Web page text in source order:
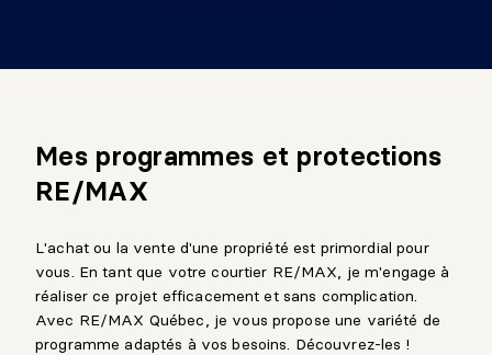
Mes programmes et protections
RE/MAX
L'achat ou la vente d'une propriété est primordial pour
vous. En tant que votre courtier RE/MAX, je m'engage à
réaliser ce projet efficacement et sans complication.
Avec RE/MAX Québec, je vous propose une variété de
programme adaptés à vos besoins. Découvrez-les !